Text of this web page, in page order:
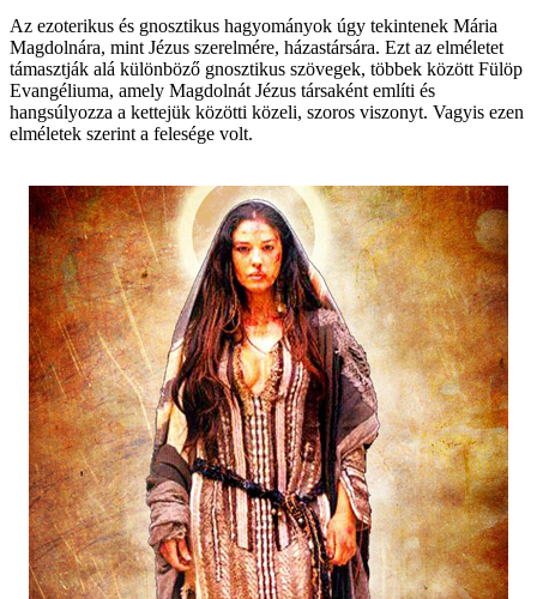
Az ezoterikus és gnosztikus hagyományok úgy tekintenek Mária
Magdolnára, mint Jézus szerelmére, házastársára. Ezt az elméletet
támasztják alá különböző gnosztikus szövegek, többek között Fülöp
Evangéliuma, amely Magdolnát Jézus társaként említi és
hangsúlyozza a kettejük közötti közeli, szoros viszonyt. Vagyis ezen
elméletek szerint a felesége volt.